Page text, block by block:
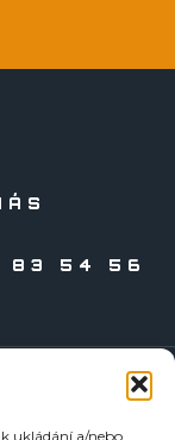
ukládání a/nebo
83 54 56